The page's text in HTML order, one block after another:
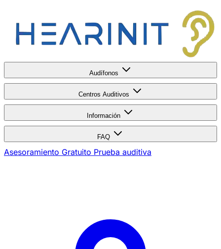
Audífonos
Centros Auditivos
Información
FAQ
Asesoramiento Gratuito Prueba auditiva